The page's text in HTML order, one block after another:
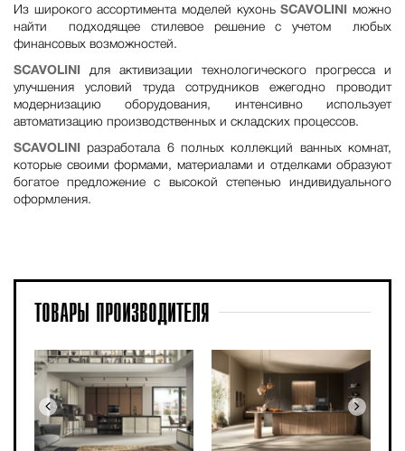
Из широкого ассортимента моделей кухоньSCAVOLINI
можно
найти подходящее стилевое решение с учетом любых
финансовых возможностей.
SCAVOLINI
для активизации технологического прогресса и
улучшения условий труда сотрудников ежегодно проводит
модернизацию оборудования, интенсивно использует
автоматизацию производственных и складских процессов.
SCAVOLINIразработала 6 полных коллекций ванных комнат,
которые своими формами, материалами и отделками образуют
богатое предложение с высокой степенью индивидуального
оформления.
ТОВАРЫ ПРОИЗВОДИТЕЛЯ